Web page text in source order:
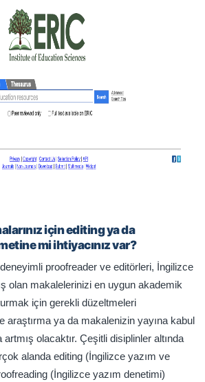
için editing ya da
mi ihtiyacınız var?
proofreader ve editörleri, İngilizce
olan makalelerinizi en uygun akademik
için gerekli düzeltmeleri
araştırma ya da makalenizin yayına kabul
olacaktır. Çeşitli disiplinler altında
alanda editing (İngilizce yazım ve
(İngilizce yazım denetimi)